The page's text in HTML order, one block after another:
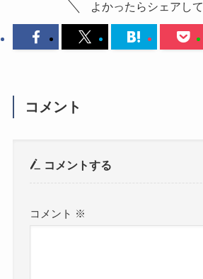
よかったらシェアして
コメント
コメントする
コメント ※